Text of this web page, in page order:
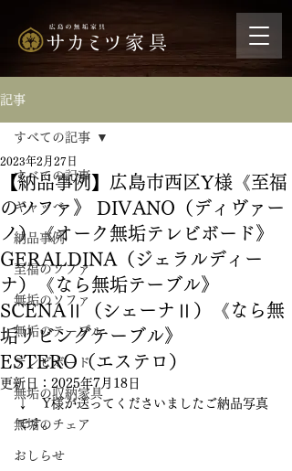
記事
すべての記事
ギャッベ
納品事例
至福のソファ
無垢のソファ
無垢のテーブル
テレビボード
無垢の収納家具
無垢のチェア
おしらせ
すべての記事
【納品事例】広島市西区Y様《至福
のソファ》 DIVANO（ディヴァー
ノ）《オーク無垢テレビボード》
GERALDINA（ジェラルディー
ナ）《なら無垢テーブル》
SCENAⅡ（シェーナⅡ）《なら無
垢リビングテーブル》
ESTERO（エステロ）
2023年2月27日
更新日： 2025年7月18日
↓　Y様が送ってくださいましたご納品写真
です。